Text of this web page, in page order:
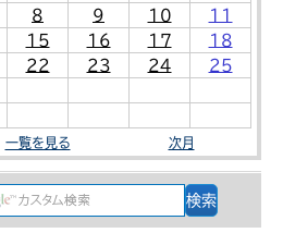
8 9 10
11
15 16 17
18
22 23 24
25
一覧を見る 次月